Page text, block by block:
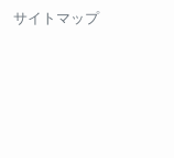
サイトマップ